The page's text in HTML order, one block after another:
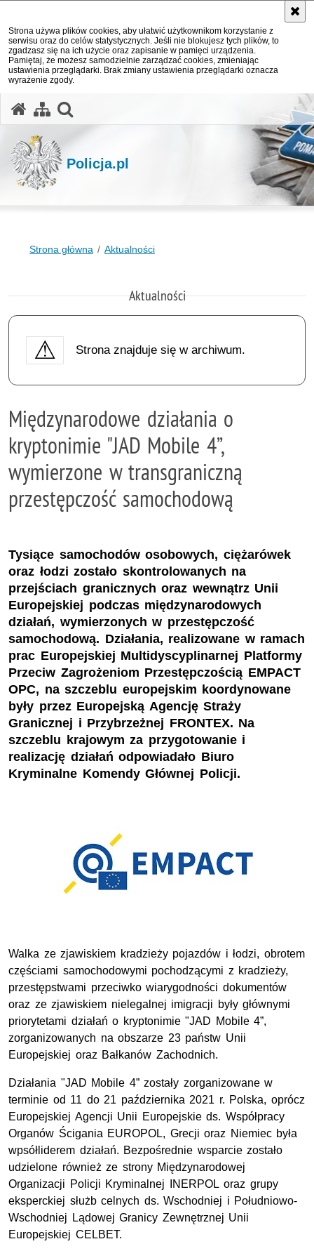
Strona używa plików cookies, aby ułatwić użytkownikom korzystanie z
serwisu oraz do celów statystycznych. Jeśli nie blokujesz tych plików, to
zgadzasz się na ich użycie oraz zapisanie w pamięci urządzenia.
Pamiętaj, że możesz samodzielnie zarządzać cookies, zmieniając
ustawienia przeglądarki. Brak zmiany ustawienia przeglądarki oznacza
wyrażenie zgody.
Policja.pl
Strona główna Aktualności
Aktualności
Strona znajduje się w archiwum.
Międzynarodowe działania o
kryptonimie "JAD Mobile 4”,
wymierzone w transgraniczną
przestępczość samochodową
Tysiące samochodów osobowych, ciężarówek
oraz łodzi zostało skontrolowanych na
przejściach granicznych oraz wewnątrz Unii
Europejskiej podczas międzynarodowych
działań, wymierzonych w przestępczość
samochodową. Działania, realizowane w ramach
prac Europejskiej Multidyscyplinarnej Platformy
Przeciw Zagrożeniom Przestępczością EMPACT
OPC, na szczeblu europejskim koordynowane
były przez Europejską Agencję Straży
Granicznej i Przybrzeżnej FRONTEX. Na
szczeblu krajowym za przygotowanie i
realizację działań odpowiadało Biuro
Kryminalne Komendy Głównej Policji.
Walka ze zjawiskiem kradzieży pojazdów i łodzi, obrotem
częściami samochodowymi pochodzącymi z kradzieży,
przestępstwami przeciwko wiarygodności dokumentów
oraz ze zjawiskiem nielegalnej imigracji były głównymi
priorytetami działań o kryptonimie "JAD Mobile 4”,
zorganizowanych na obszarze 23 państw Unii
Europejskiej oraz Bałkanów Zachodnich.
Działania "JAD Mobile 4” zostały zorganizowane w
terminie od 11 do 21 października 2021 r. Polska, oprócz
Europejskiej Agencji Unii Europejskie ds. Współpracy
Organów Ścigania EUROPOL, Grecji oraz Niemiec była
wpsółliderem działań. Bezpośrednie wsparcie zostało
udzielone również ze strony Międzynarodowej
Organizacji Policji Kryminalnej
INERPOL oraz grupy
eksperckiej służb celnych ds. Wschodniej i Południowo-
Wschodniej Lądowej Granicy Zewnętrznej Unii
Europejskiej CELBET.